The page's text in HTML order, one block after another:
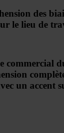
des
le lieu de
commercial
un accent